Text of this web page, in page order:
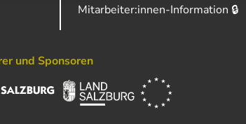
Mitarbeiter:innen-Information 🔒
und Sponsoren